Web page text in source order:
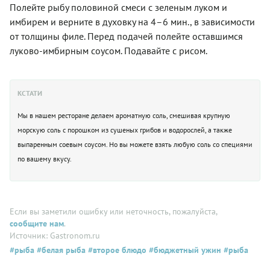
Полейте рыбу половиной смеси с зеленым луком и
имбирем и верните в духовку на 4–6 мин., в зависимости
от толщины филе. Перед подачей полейте оставшимся
луково-имбирным соусом. Подавайте с рисом.
КСТАТИ
Мы в нашем ресторане делаем ароматную соль, смешивая крупную
морскую соль с порошком из сушеных грибов и водорослей, а также
выпаренным соевым соусом. Но вы можете взять любую соль со специями
по вашему вкусу.
Если вы заметили ошибку или неточность, пожалуйста,
сообщите нам.
Источник: Gastronom.ru
#рыба #белая рыба #второе блюдо #бюджетный ужин #рыба